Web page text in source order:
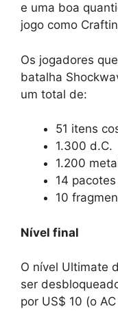
e uma boa
jogo como
Os jogadores
batalha
um total de:
51 itens
1.300 d.C.
1.200
14
10
Nível final
O nível Ultimate
ser
por US$ 10 (o